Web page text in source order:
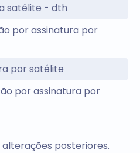
satélite - dth
por assinatura por
por satélite
por assinatura por
posteriores.